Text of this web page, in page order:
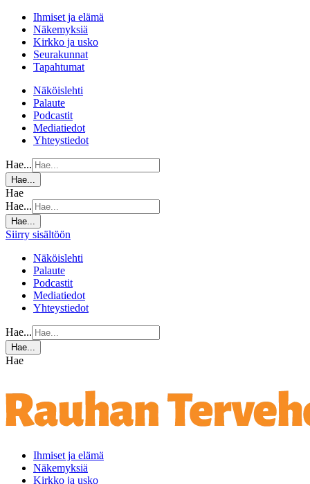
Ihmiset ja elämä
Näkemyksiä
Kirkko ja usko
Seurakunnat
Tapahtumat
Näköislehti
Palaute
Podcastit
Mediatiedot
Yhteystiedot
Hae...
Hae...
Hae
Hae...
Hae...
Siirry sisältöön
Näköislehti
Palaute
Podcastit
Mediatiedot
Yhteystiedot
Hae...
Hae...
Hae
Ihmiset ja elämä
Näkemyksiä
Kirkko ja usko